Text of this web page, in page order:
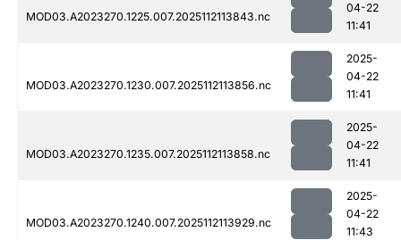
MOD03.A2023270.1225.007.2025112113843.nc
04-22
11:41
MOD03.A2023270.1230.007.2025112113856.nc
2025-
04-22
11:41
MOD03.A2023270.1235.007.2025112113858.nc
2025-
04-22
11:41
MOD03.A2023270.1240.007.2025112113929.nc
2025-
04-22
11:43